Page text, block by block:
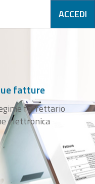
ACCEDI
fatture
forfettario
elettronica